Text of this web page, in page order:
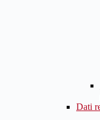
Dati